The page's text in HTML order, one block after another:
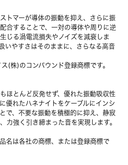
トマーが導体の振動を抑え、さらに振
合することで、一対の導体や周りに逆
じる渦電流損失やノイズを減衰しま
いやすさはそのままに、さらなる高音
(株)のコンパウンド登録商標です。
ほとんど反発せず、優れた振動吸収性
優れたハネナイトをケーブルにインシ
で、不要な振動を積極的に抑え、静寂
力強く引き締まった音を実現します。
名は各社の商標、または登録商標で